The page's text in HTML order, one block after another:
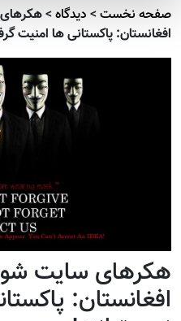
صفحه نخست> دیدگاه>
افغانستان: پاکستانی ها امنیت
هکرهای سایت
افغانستان: